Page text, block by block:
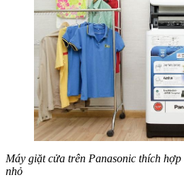
Máy giặt cửa trên Panasonic thích
nhỏ